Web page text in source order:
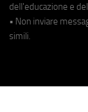
dell'educazione e
• Non inviare
simili.